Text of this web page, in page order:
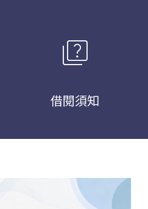
quiz
借閱須知